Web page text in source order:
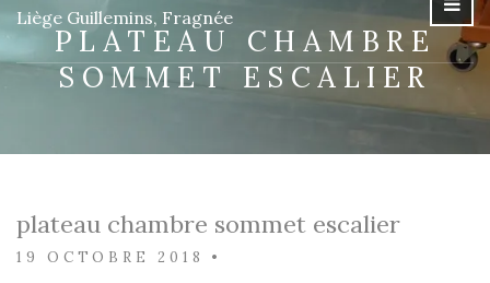
Liège Guillemins, Fragnée
PLATEAU CHAMBRE
SOMMET ESCALIER
plateau chambre sommet escalier
19 OCTOBRE 2018 •